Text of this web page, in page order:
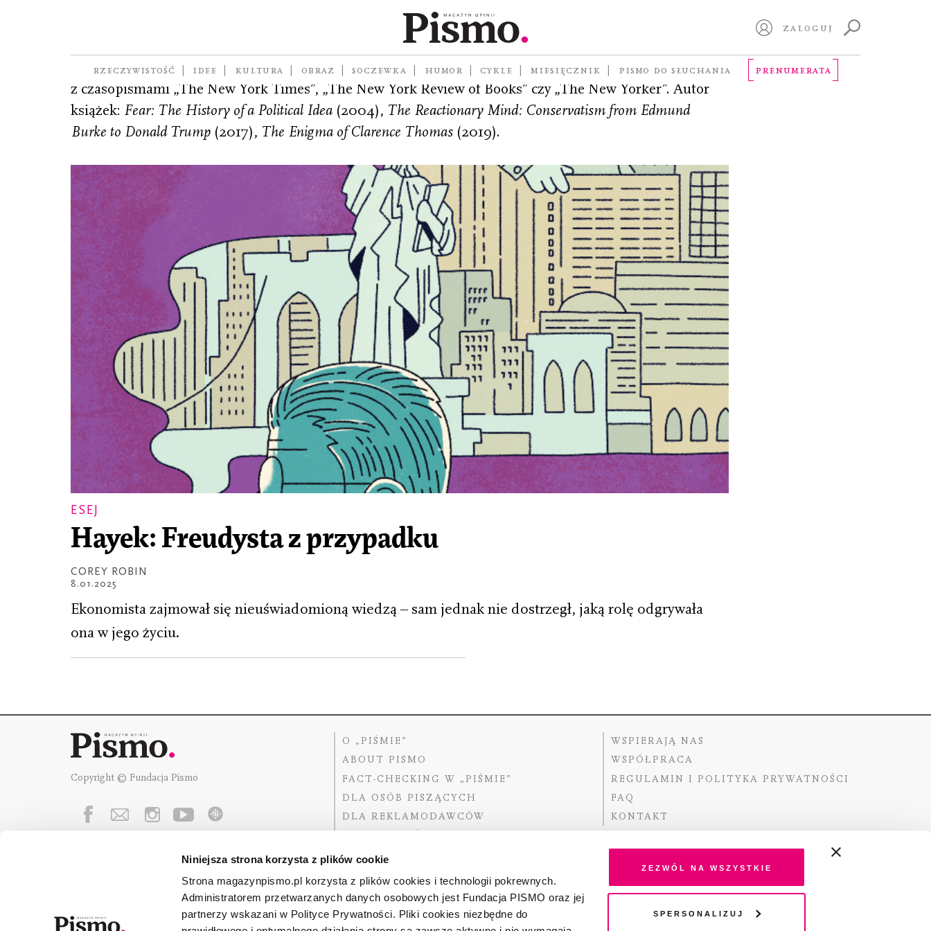
Niniejsza strona korzysta z plików cookie
Strona magazynpismo.pl korzysta z plików cookies i technologii pokrewnych.
Administratorem przetwarzanych danych osobowych jest Fundacja PISMO oraz jej
partnerzy wskazani w Polityce Prywatności. Pliki cookies niezbędne do
Zezwól na wszystkie
Spersonalizuj
ZALOGUJ
RZECZYWISTOŚĆ IDEE KULTURA OBRAZ SOCZEWKA HUMOR CYKLE MIESIĘCZNIK PISMO DO SŁUCHANIA PRENUMERATA
(ur. 1967), amerykański dziennikarz, profesor nauk politycznych, wykładowca. Współpracuje m.in.
z czasopismami „The New York Times”, „The New York Review of Books” czy „The New Yorker”. Autor
książek: Fear: The History of a Political Idea(2004), The Reactionary Mind: Conservatism from Edmund
Burke to Donald Trump (2017), The Enigma of Clarence Thomas (2019).
ESEJ
Hayek: Freudysta z przypadku
COREY ROBIN
8.01.2025
Ekonomista zajmował się nieuświadomioną wiedzą – sam jednak nie dostrzegł, jaką rolę odgrywała
ona w jego życiu.
Copyright © Fundacja Pismo
O „PIŚMIE”
ABOUT PISMO
FACT-CHECKING W „PIŚMIE”
DLA OSÓB PISZĄCYCH
DLA REKLAMODAWCÓW
WSPIERAJĄ NAS
WSPÓŁPRACA
REGULAMIN I POLITYKA PRYWATNOŚCI
FAQ
KONTAKT
Fundację Pismowspierają:
Dofinansowano ze środków Ministra Kultury i Dziedzictwa
Narodowego pochodzących z Funduszu Promocji Kultury –